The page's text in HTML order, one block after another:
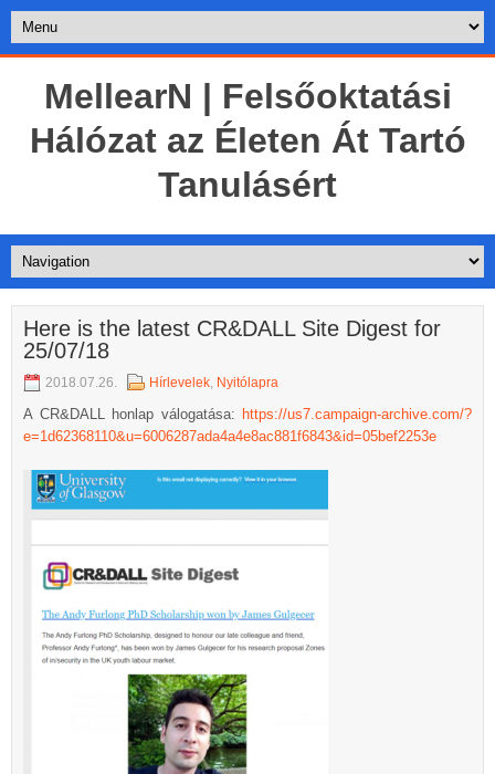
MellearN | Felsőoktatási
Hálózat az Életen Át Tartó
Tanulásért
Here is the latest CR&DALL Site Digest for
25/07/18
2018.07.26. Hírlevelek, Nyitólapra
A CR&DALL honlap válogatása: https://us7.campaign-archive.com/?
e=1d62368110&u=6006287ada4a4e8ac881f6843&id=05bef2253e